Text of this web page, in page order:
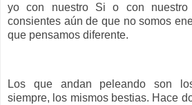
yo con nuestro Si o con
consientes aún de que no somos
que pensamos diferente.
Los que andan peleando son
siempre, los mismos bestias. Hace